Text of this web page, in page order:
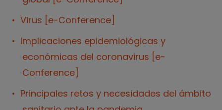
Virus [e-Conference]
Implicaciones epidemiológicas y
económicas del coronavirus [e-
Conference]
Principales retos y necesidades del ámbito